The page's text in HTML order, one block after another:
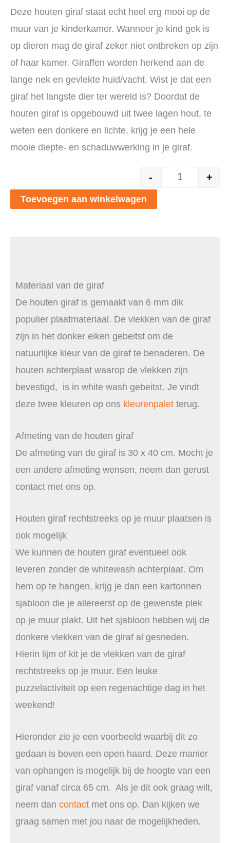
Deze houten giraf staat echt heel erg mooi op de
muur van je kinderkamer. Wanneer je kind gek is
op dieren mag de giraf zeker niet ontbreken op zijn
of haar kamer. Giraffen worden herkend aan de
lange nek en gevlekte huid/vacht. Wist je dat een
giraf het langste dier ter wereld is? Doordat de
houten giraf is opgebouwd uit twee lagen hout, te
weten een donkere en lichte, krijg je een hele
mooie diepte- en schaduwwerking in je giraf.
- +
Toevoegen aan winkelwagen
Materiaal van de giraf
De houten giraf is gemaakt van 6 mm dik
populier plaatmateriaal. De vlekken van de giraf
zijn in het donker eiken gebeitst om de
natuurlijke kleur van de giraf te benaderen. De
houten achterplaat waarop de vlekken zijn
bevestigd, is in white wash gebeitst. Je vindt
deze twee kleuren op ons kleurenpalet terug.
Afmeting van de houten giraf
De afmeting van de giraf is 30 x 40 cm. Mocht je
een andere afmeting wensen, neem dan gerust
contact met ons op.
Houten giraf rechtstreeks op je muur plaatsen is
ook mogelijk
We kunnen de houten giraf eventueel ook
leveren zonder de whitewash achterplaat. Om
hem op te hangen, krijg je dan een kartonnen
sjabloon die je allereerst op de gewenste plek
op je muur plakt. Uit het sjabloon hebben wij de
donkere vlekken van de giraf al gesneden.
Hierin lijm of kit je de vlekken van de giraf
rechtstreeks op je muur. Een leuke
puzzelactiviteit op een regenachtige dag in het
weekend!
Hieronder zie je een voorbeeld waarbij dit zo
gedaan is boven een open haard. Deze manier
van ophangen is mogelijk bij de hoogte van een
giraf vanaf circa 65 cm. Als je dit ook graag wilt,
neem dan contact met ons op. Dan kijken we
graag samen met jou naar de mogelijkheden.